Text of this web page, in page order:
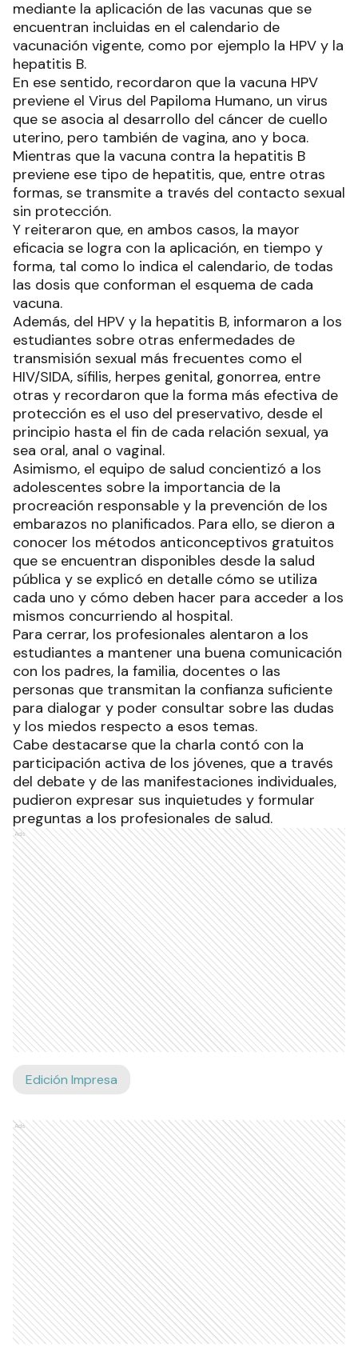
mediante la aplicación de las vacunas que se
encuentran incluidas en el calendario de
vacunación vigente, como por ejemplo la HPV y la
hepatitis B.
En ese sentido, recordaron que la vacuna HPV
previene el Virus del Papiloma Humano, un virus
que se asocia al desarrollo del cáncer de cuello
uterino, pero también de vagina, ano y boca.
Mientras que la vacuna contra la hepatitis B
previene ese tipo de hepatitis, que, entre otras
formas, se transmite a través del contacto sexual
sin protección.
Y reiteraron que, en ambos casos, la mayor
eficacia se logra con la aplicación, en tiempo y
forma, tal como lo indica el calendario, de todas
las dosis que conforman el esquema de cada
vacuna.
Además, del HPV y la hepatitis B, informaron a los
estudiantes sobre otras enfermedades de
transmisión sexual más frecuentes como el
HIV/SIDA, sífilis, herpes genital, gonorrea, entre
otras y recordaron que la forma más efectiva de
protección es el uso del preservativo, desde el
principio hasta el fin de cada relación sexual, ya
sea oral, anal o vaginal.
Asimismo, el equipo de salud concientizó a los
adolescentes sobre la importancia de la
procreación responsable y la prevención de los
embarazos no planificados. Para ello, se dieron a
conocer los métodos anticonceptivos gratuitos
que se encuentran disponibles desde la salud
pública y se explicó en detalle cómo se utiliza
cada uno y cómo deben hacer para acceder a los
mismos concurriendo al hospital.
Para cerrar, los profesionales alentaron a los
estudiantes a mantener una buena comunicación
con los padres, la familia, docentes o las
personas que transmitan la confianza suficiente
para dialogar y poder consultar sobre las dudas
y los miedos respecto a esos temas.
Cabe destacarse que la charla contó con la
participación activa de los jóvenes, que a través
del debate y de las manifestaciones individuales,
pudieron expresar sus inquietudes y formular
preguntas a los profesionales de salud.
Ads
Edición Impresa
Ads